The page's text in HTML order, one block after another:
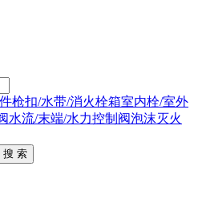
枪扣/水带/消火栓箱室内栓/室外
水流/末端/水力控制阀泡沫灭火
搜 索